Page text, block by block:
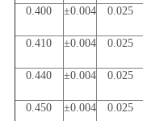
0.400
±0.004 0.025
0.410 ±0.004 0.025
0.440 ±0.004 0.025
0.450 ±0.004 0.025